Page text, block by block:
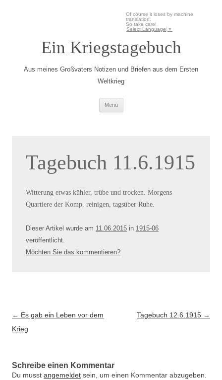
Of course it loses by machine
translation.
So take care!
Select Language ▼
Ein Kriegstagebuch
Aus meines Großvaters Notizen und Briefen aus dem Ersten
Weltkrieg
Menü
Tagebuch 11.6.1915
Witterung etwas kühler, trübe und trocken. Morgens
Quartiere der Komp. reinigen, tagsüber Ruhe.
Dieser Artikel wurde am 11.06.2015 in 1915-06
veröffentlicht.
Möchten Sie das kommentieren?
Artikel-Navigation
← Es gab ein Leben vor dem
Krieg
Tagebuch 12.6.1915 →
Schreibe einen Kommentar
Du musst angemeldet sein, um einen Kommentar abzugeben.